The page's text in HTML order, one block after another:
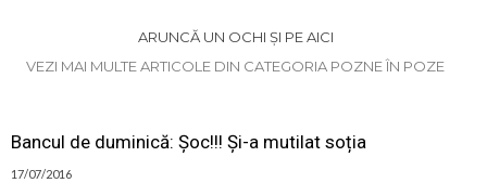
ARUNCĂ UN OCHI ȘI PE AICI
VEZI MAI MULTE ARTICOLE DIN CATEGORIA POZNE ÎN POZE
Bancul de duminică: Șoc!!! Și-a mutilat soția
17/07/2016